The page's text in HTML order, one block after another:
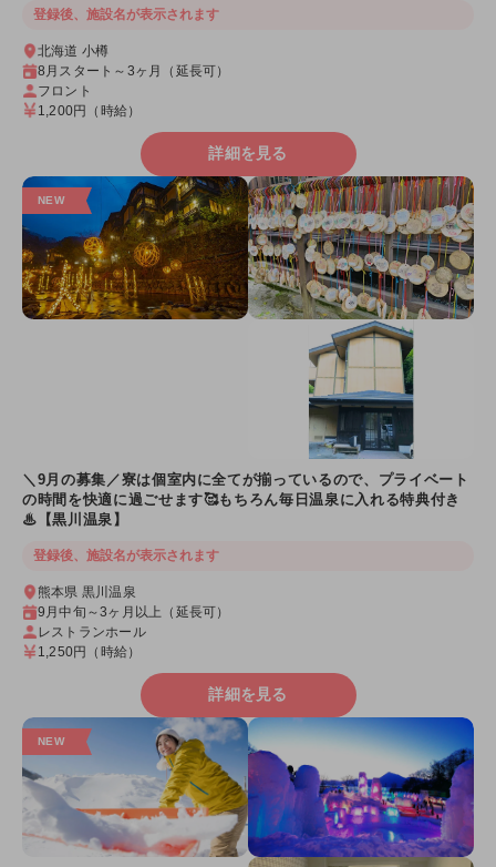
登録後、施設名が表示されます
北海道 小樽
8月スタート～3ヶ月（延長可）
フロント
1,200円 （時給）
詳細を見る
＼9月の募集／寮は個室内に全てが揃っているので、プライベート
の時間を快適に過ごせます🥰もちろん毎日温泉に入れる特典付き
♨【黒川温泉】
登録後、施設名が表示されます
熊本県 黒川温泉
9月中旬～3ヶ月以上（延長可）
レストランホール
1,250円 （時給）
詳細を見る